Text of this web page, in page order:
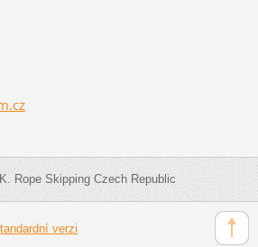
Rope Skipping Czech Republic
verzi